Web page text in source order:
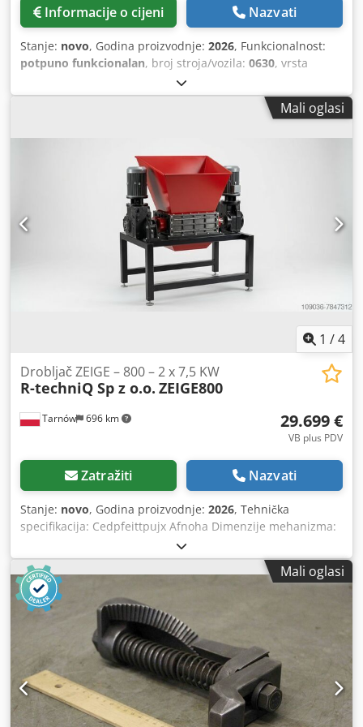
Informacije o cijeni Nazvati
Stanje: novo, Godina proizvodnje: 2026, Funkcionalnost:
potpuno funkcionalan, broj stroja/vozila: 0630, vrsta
, ulazni napon:
zavojnice:6.000 kg, ukupna masa:12.000 kg, Stroj je
odmah dostupan. Nudimo novi trapezni stroj za valjanje
Serijski broj: 0630 Težina: 12.000 kg Maksimalna snaga: 12
kW Naponski napon: 3x400 V Frekvencija napajanja: (50–60)
Hz STROJ SADRŽI: - Električni odmotavač s ručnim
podešavanjem napetosti, ručni pogon, kapacitet Q=6.000
kg; - Uređaj za dovod lima s kružnim (rotirajućim) noževima
- Profilirajuća jedinica - Elektromehanička giljotina - Stalak
za limove dužine 6 metara + transportni kolica dužine 6
metara - Upravljački ormarić - Sigurnosni štitovi Ako imate
pitanja ili vam je potrebna dodatna informacija, pošaljite
Mali oglasi
1 /4
Tarnów 696 km
Drobljač ZEIGE – 800 – 2 x 7,5 KW
R-techniQ Sp z o.o. ZEIGE800
29.699 €
VB plus PDV
Zatražiti Nazvati
Stanje: novo, Godina proizvodnje: 2026, Tehnička
specifikacija: Cedpfeittpujx Afnoha Dimenzije mehanizma:
800 x 640 mm Pogon stroja: Elektromotor 2 x 7,5 kW ili
druge konfiguracije Prijenos snage: Cilindrični zupčanik
Broj osovina: 2 kom. Promjer noža s osovinom: noževi 310
mm Broj noževa: 40 kom. Hardox 450 Debljina noževa: 10
mm Upravljanje: SIEMENS Težina: 1300 kg Kapacitet: do
150 kg/h Glavne značajke: - Robusno i pouzdano rješenje, -
Konstrukcija individualno prilagođena zahtjevima svakog
klijenta, - Otporno na velika opterećenja, - Namijenjeno za
usitnjavanje plastike PP, PA6, PE, komada mekog drveta,
tvrdih diskova, matičnih ploča, aluminija, SPIRO cijevi,
kartonskih tuljaca. - Jedinstveno dizajniran oblik noža; broj
Mali oglasi